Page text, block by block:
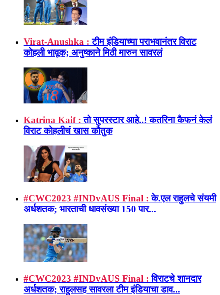
Virat-Anushka : टीम इंडियाच्या पराभवानंतर विराट
कोहली भावूक; अनुष्काने मिठी मारुन सावरलं
Katrina Kaif : तो सुपरस्टार आहे..! कतरिना कैफनं केलं
विराट कोहलीचं खास कौतुक
#CWC2023 #INDvAUS Final : के.एल राहुलचे संयमी
अर्धशतक; भारताची धावसंख्या 150 पार...
#CWC2023 #INDvAUS Final : विराटचे शानदार
अर्धशतक; राहुलसह सावरला टीम इंडियाचा डाव...